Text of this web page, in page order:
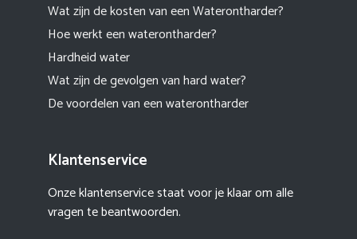
Wat zijn de kosten van een Waterontharder?
Hoe werkt een waterontharder?
Hardheid water
Wat zijn de gevolgen van hard water?
De voordelen van een waterontharder
Klantenservice
Onze klantenservice staat voor je klaar om alle
vragen te beantwoorden.